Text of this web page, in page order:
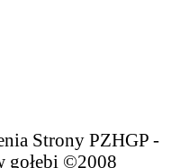
Strony PZHGP -
gołębi ©2008